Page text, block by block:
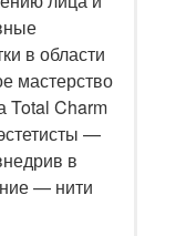
в области
мастерство
Total Charm
—
в
— нити